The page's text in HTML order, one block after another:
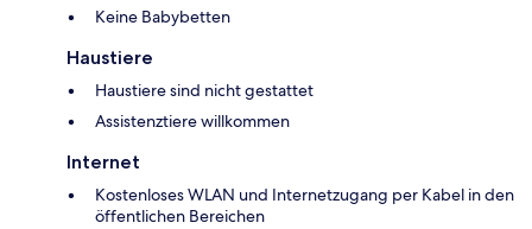
Keine Babybetten
Haustiere
Haustiere sind nicht gestattet
Assistenztiere willkommen
Internet
Kostenloses WLAN und Internetzugang per Kabel in den
öffentlichen Bereichen